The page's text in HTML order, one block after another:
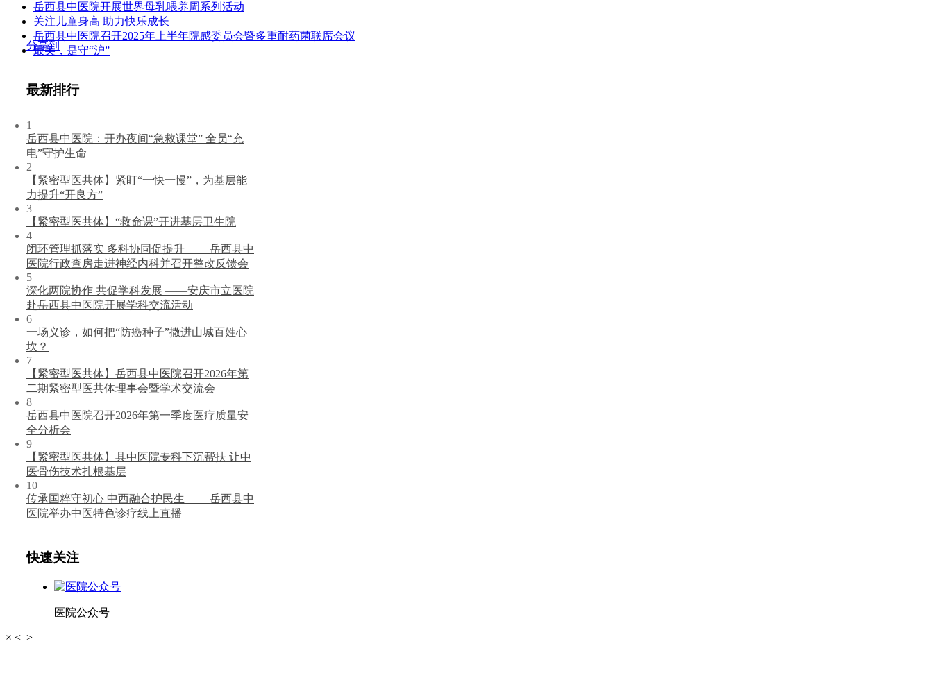
岳西县中医院开展世界母乳喂养周系列活动
关注儿童身高 助力快乐成长
岳西县中医院召开2025年上半年院感委员会暨多重耐药菌联席会议
最美，是守“沪”
分享到
最新排行
1
岳西县中医院：开办夜间“急救课堂” 全员“充
电”守护生命
2
【紧密型医共体】紧盯“一快一慢”，为基层能
力提升“开良方”
3
【紧密型医共体】“救命课”开进基层卫生院
4
闭环管理抓落实 多科协同促提升 ——岳西县中
医院行政查房走进神经内科并召开整改反馈会
5
深化两院协作 共促学科发展 ——安庆市立医院
赴岳西县中医院开展学科交流活动
6
一场义诊，如何把“防癌种子”撒进山城百姓心
坎？
7
【紧密型医共体】岳西县中医院召开2026年第
二期紧密型医共体理事会暨学术交流会
8
岳西县中医院召开2026年第一季度医疗质量安
全分析会
9
【紧密型医共体】县中医院专科下沉帮扶 让中
医骨伤技术扎根基层
10
传承国粹守初心 中西融合护民生 ——岳西县中
医院举办中医特色诊疗线上直播
快速关注
医院公众号
× < >